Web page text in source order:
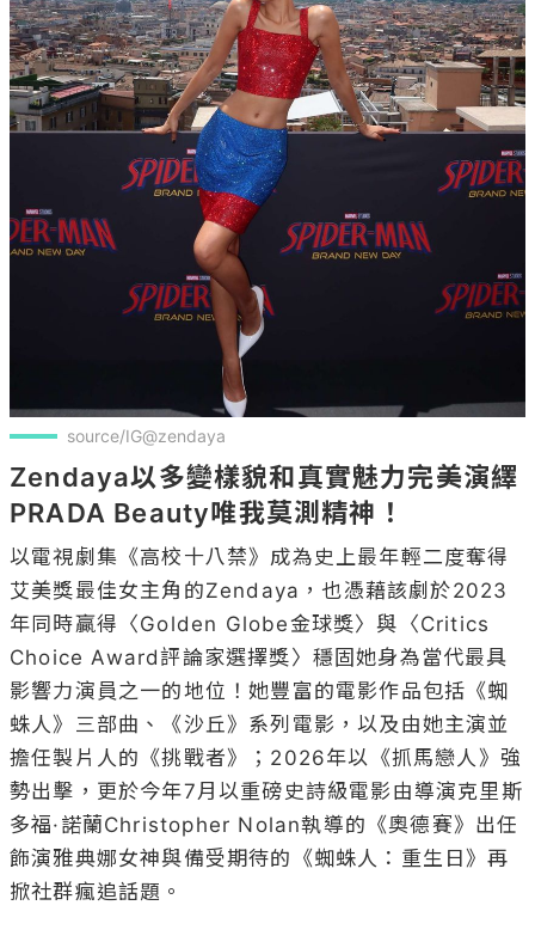
source/IG@zendaya
Zendaya以多變樣貌和真實魅力完美演繹
PRADA Beauty唯我莫測精神！
以電視劇集《高校十八禁》成為史上最年輕二度奪得
艾美獎最佳女主角的Zendaya，也憑藉該劇於2023
年同時贏得〈Golden Globe金球獎〉與〈Critics
Choice Award評論家選擇獎〉穩固她身為當代最具
影響力演員之一的地位！她豐富的電影作品包括《蜘
蛛人》三部曲、《沙丘》系列電影，以及由她主演並
擔任製片人的《挑戰者》；2026年以《抓馬戀人》強
勢出擊，更於今年7月以重磅史詩級電影由導演克里斯
多福·諾蘭Christopher Nolan執導的《奧德賽》出任
飾演雅典娜女神與備受期待的《蜘蛛人：重生日》再
掀社群瘋追話題。